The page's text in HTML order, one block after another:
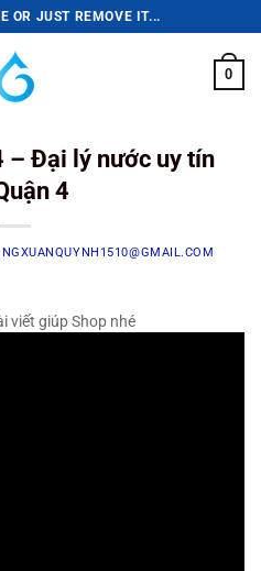
OR JUST REMOVE IT...
0
– Đại lý nước uy tín
4
NGXUANQUYNH1510@GMAIL.COM
viết giúp Shop nhé